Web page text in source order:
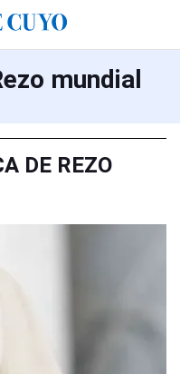
mundial
DE REZO